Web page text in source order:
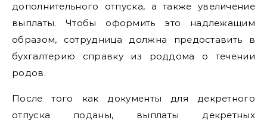
дополнительного отпуска, а также увеличение
выплаты. Чтобы оформить это надлежащим
образом, сотрудница должна предоставить в
бухгалтерию справку из роддома о течении
родов.
После того как документы для декретного
отпуска поданы, выплаты декретных